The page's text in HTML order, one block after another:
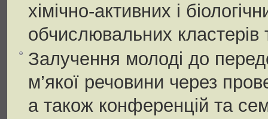
хімічно-активних і
обчислювальних кластерів
Залучення молоді до
м’якої речовини через
а також конференцій та